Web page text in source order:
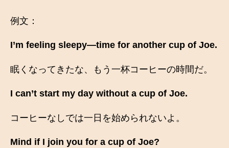
例文：
I’m feeling sleepy—time for another cup of Joe.
眠くなってきたな、もう一杯コーヒーの時間だ。
I can’t start my day without a cup of Joe.
コーヒーなしでは一日を始められないよ。
Mind if I join you for a cup of Joe?